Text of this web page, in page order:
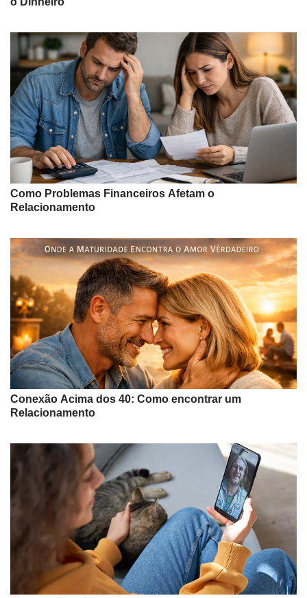
Como Problemas Financeiros Afetam o
Relacionamento
Conexão Acima dos 40: Como encontrar um
Relacionamento